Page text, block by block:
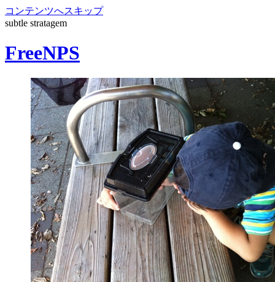
コンテンツへスキップ
subtle stratagem
FreeNPS